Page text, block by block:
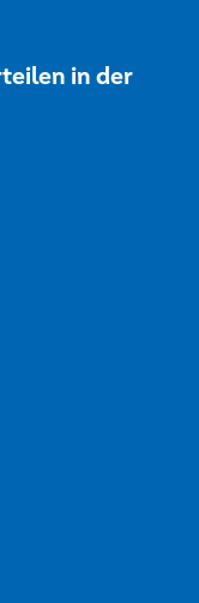
in der